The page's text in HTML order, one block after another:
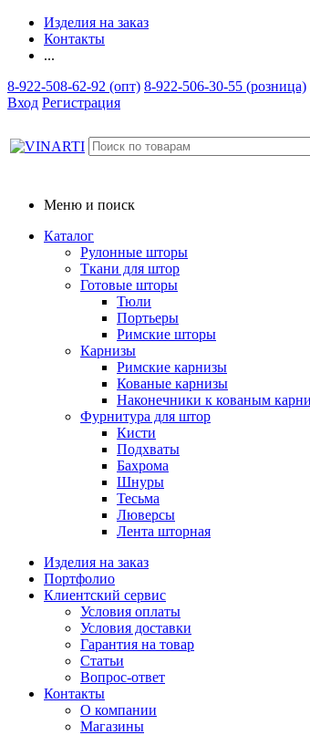
Изделия на заказ
Контакты
...
8-922-508-62-92 (опт) 8-922-506-30-55 (розница)
Вход Регистрация
Меню и поиск
Каталог
Рулонные шторы
Ткани для штор
Готовые шторы
Тюли
Портьеры
Римские шторы
Карнизы
Римские карнизы
Кованые карнизы
Наконечники к кованым
Фурнитура для штор
Кисти
Подхваты
Бахрома
Шнуры
Тесьма
Люверсы
Лента шторная
Изделия на заказ
Портфолио
Клиентский сервис
Условия оплаты
Условия доставки
Гарантия на товар
Статьи
Вопрос-ответ
Контакты
О компании
Магазины